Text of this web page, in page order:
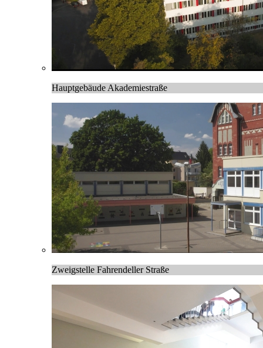
Hauptgebäude Akademiestraße
Zweigstelle Fahrendeller Straße